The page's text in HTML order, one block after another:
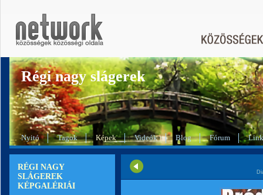
Régi nagy slágerek
Nyitó Tagok Képek Videók Blog Fórum
RÉGI NAGY
SLÁGEREK
KÉPGALÉRIÁI